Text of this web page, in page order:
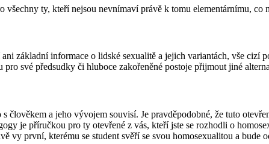
všechny ty, kteří nejsou nevnímaví právě k tomu elementárnímu, co
základní informace o lidské sexualitě a jejich variantách, vše
své předsudky či hluboce zakořeněné postoje přijmout jiné
člověkem a jeho vývojem souvisí. Je pravděpodobné, že tuto
je příručkou pro ty otevřené z vás, kteří jste se rozhodli o
vy první, kterému se student svěří se svou homosexualitou a bude